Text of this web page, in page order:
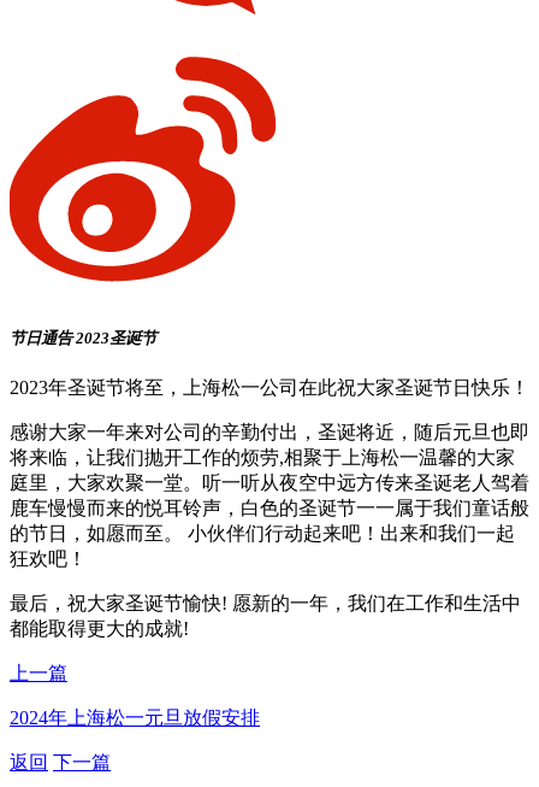
节日通告 2023圣诞节
2023年圣诞节将至，上海松一公司在此祝大家圣诞节日快乐！
感谢大家一年来对公司的辛勤付出，圣诞将近，随后元旦也即
将来临，让我们抛开工作的烦劳,相聚于上海松一温馨的大家
庭里，大家欢聚一堂。听一听从夜空中远方传来圣诞老人驾着
鹿车慢慢而来的悦耳铃声，白色的圣诞节一一属于我们童话般
的节日，如愿而至。 小伙伴们行动起来吧！出来和我们一起
狂欢吧！
最后，祝大家圣诞节愉快! 愿新的一年，我们在工作和生活中
都能取得更大的成就!
上一篇
2024年上海松一元旦放假安排
返回 下一篇